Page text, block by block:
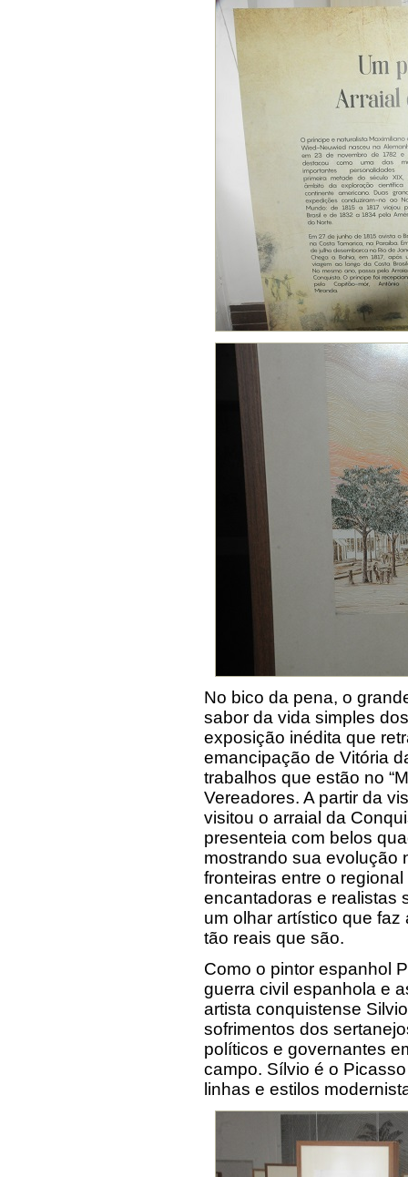
No bico da pena, o
sabor da vida simples
exposição inédita que
emancipação de Vitória
trabalhos que estão no
Vereadores. A partir da
visitou o arraial da
presenteia com belos
mostrando sua evolução
fronteiras entre o
encantadoras e realistas
um olhar artístico que
tão reais que são.
Como o pintor espanhol
guerra civil espanhola e
artista conquistense
sofrimentos dos
políticos e governantes
campo. Sílvio é o
linhas e estilos